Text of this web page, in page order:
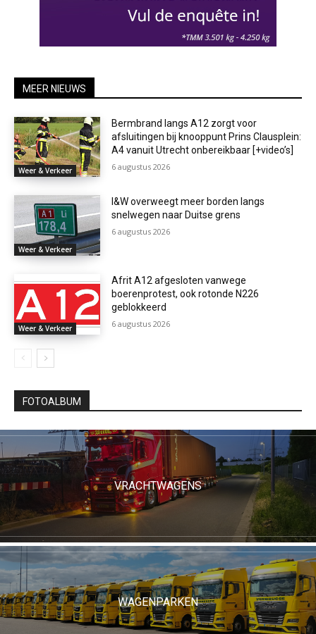
MEER NIEUWS
Weer & Verkeer
Bermbrand langs A12 zorgt voor
afsluitingen bij knooppunt Prins Clausplein:
A4 vanuit Utrecht onbereikbaar [+video’s]
6 augustus 2026
Weer & Verkeer
I&W overweegt meer borden langs
snelwegen naar Duitse grens
6 augustus 2026
Weer & Verkeer
Afrit A12 afgesloten vanwege
boerenprotest, ook rotonde N226
geblokkeerd
6 augustus 2026
FOTOALBUM
VRACHTWAGENS
WAGENPARKEN